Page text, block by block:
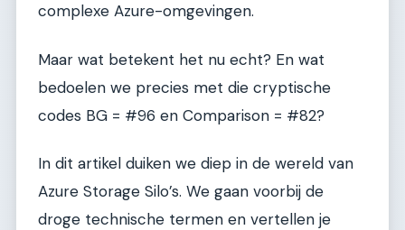
complexe Azure-omgevingen.
Maar wat betekent het nu echt? En wat
bedoelen we precies met die cryptische
codes BG = #96 en Comparison = #82?
In dit artikel duiken we diep in de wereld van
Azure Storage Silo’s. We gaan voorbij de
droge technische termen en vertellen je